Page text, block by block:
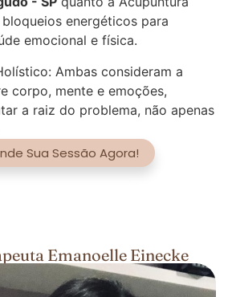
energéticos para
emocional e física.
Ambas consideram a
corpo, mente e emoções,
a raiz do problema, não apenas
Sua Sessão Agora!
Emanoelle Einecke